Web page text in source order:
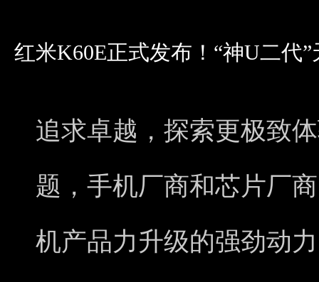
红米K60E正式发布！“神U二代
追求卓越，探索更极致
题，手机厂商和芯片厂
机产品力升级的强劲动